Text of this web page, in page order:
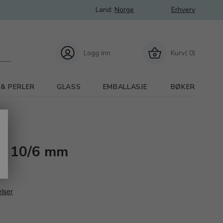
Land: Norge Erhverv
Kurv( 0)
Logg inn
PERLER GLASS EMBALLASJE BØKER
10/6 mm